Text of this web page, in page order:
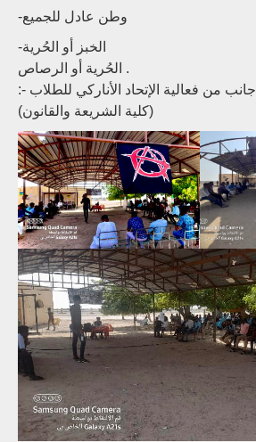
-وطن عادل للجميع
-الخبز أو الحُرية
الحُرية أو الرصاص .
:- جانب من فعالية الإتحاد الأناركي للطلاب
(كلية الشريعة والقانون)